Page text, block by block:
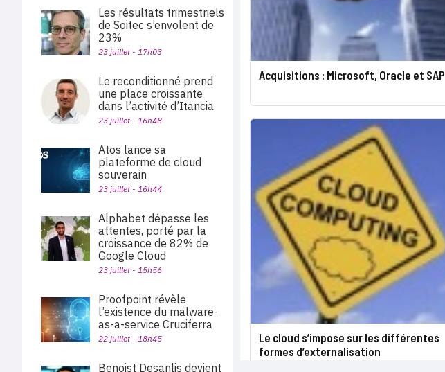
Acquisitions : Microsoft, Oracle et SAP
Le cloud s’impose sur les différentes
formes d’externalisation
Les résultats trimestriels
de Soitec s’envolent de
23%
23 juillet - 17h03
Le reconditionné prend
une place croissante
dans l’activité d’Itancia
23 juillet - 16h48
Atos lance sa
plateforme de cloud
souverain
23 juillet - 16h44
Alphabet dépasse les
attentes, porté par la
croissance de 82% de
Google Cloud
23 juillet - 15h56
Proofpoint révèle
l’existence du malware-
as-a-service Cruciferra
22 juillet - 18h45
Benoist Desanlis devient